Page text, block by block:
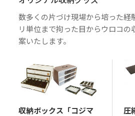
数多くの片づけ現場から培った経
リ単位まで拘った目からウロコの
案いたします。
収納ボックス「コジマ
圧